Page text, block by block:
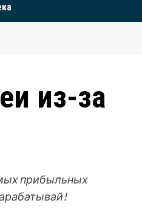
из-за
прибыльных